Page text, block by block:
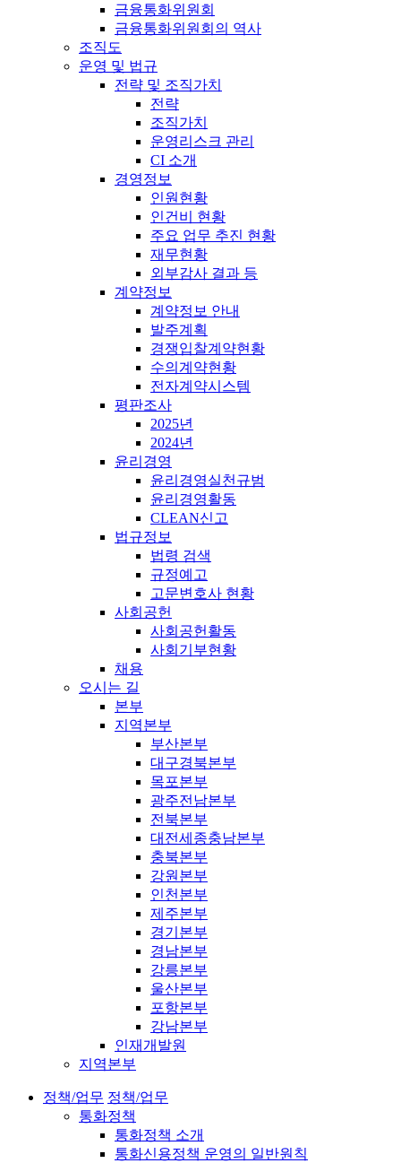
금융통화위원회
금융통화위원회의 역사
조직도
운영 및 법규
전략 및 조직가치
전략
조직가치
운영리스크 관리
CI 소개
경영정보
인원현황
인건비 현황
주요 업무 추진 현황
재무현황
외부감사 결과 등
계약정보
계약정보 안내
발주계획
경쟁입찰계약현황
수의계약현황
전자계약시스템
평판조사
2025년
2024년
윤리경영
윤리경영실천규범
윤리경영활동
CLEAN신고
법규정보
법령 검색
규정예고
고문변호사 현황
사회공헌
사회공헌활동
사회기부현황
채용
오시는 길
본부
지역본부
부산본부
대구경북본부
목포본부
광주전남본부
전북본부
대전세종충남본부
충북본부
강원본부
인천본부
제주본부
경기본부
경남본부
강릉본부
울산본부
포항본부
강남본부
인재개발원
지역본부
정책/업무 정책/업무
통화정책
통화정책 소개
통화신용정책 운영의 일반원칙